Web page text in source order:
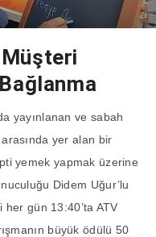
Müşteri
yayınlanan ve sabah
yer alan bir
yemek yapmak üzerine
Didem Uğur’lu
gün 13:40’ta ATV
büyük ödülü 50